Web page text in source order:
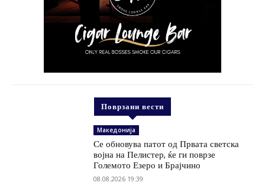
Поврзани вести
Македонија
Се обновува патот од Првата светска
војна на Пелистер, ќе ги поврзе
Големото Езеро и Брајчино
08.08.2026 19:39